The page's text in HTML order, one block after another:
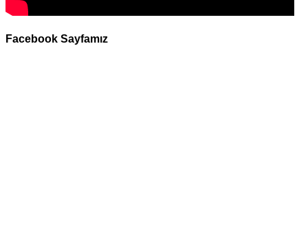
Facebook Sayfamız